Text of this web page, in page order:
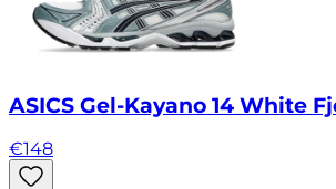
ASICS Gel-Kayano 14 White
€148